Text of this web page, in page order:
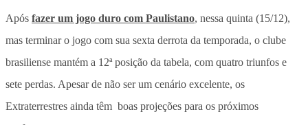
Após fazer um jogo duro com Paulistano, nessa quinta (15/12),
mas terminar o jogo com sua sexta derrota da temporada, o clube
brasiliense mantém a 12ª posição da tabela, com quatro triunfos e
sete perdas. Apesar de não ser um cenário excelente, os
Extraterrestres ainda têm boas projeções para os próximos